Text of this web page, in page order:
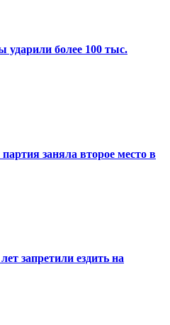
ударили более 100 тыс.
заняла второе место в
запретили ездить на